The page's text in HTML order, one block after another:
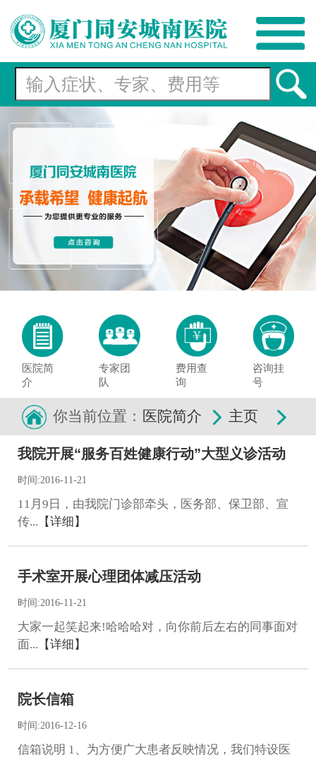
医院简
介
专家团
队
费用查
询
咨询挂
号
你当前位置： 医院简介 主页
我院开展“服务百姓健康行动”大型义诊活动
时间:2016-11-21
11月9日，由我院门诊部牵头，医务部、保卫部、宣
传... 【详细】
手术室开展心理团体减压活动
时间:2016-11-21
大家一起笑起来!哈哈哈对，向你前后左右的同事面对
面... 【详细】
院长信箱
时间:2016-12-16
信箱说明 1、为方便广大患者反映情况，我们特设医